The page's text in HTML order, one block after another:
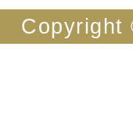
Copyright